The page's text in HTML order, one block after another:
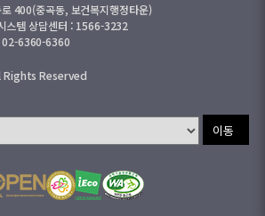
400(중곡동, 보건복지행정타운)
스템 상담센터 : 1566-3232
02-6360-6360
Reserved
이동